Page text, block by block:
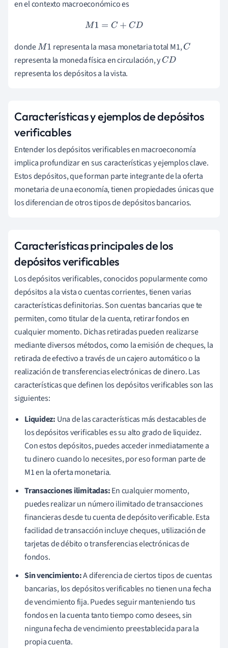
en el contexto macroeconómico es
M1 =C+CD
dondeM1 representa la masa monetaria total M1,C
representa la moneda física en circulación, yCD
representa los depósitos a la vista.
Características y ejemplos de depósitos
verificables
Entender los depósitos verificables en macroeconomía
implica profundizar en sus características y ejemplos clave.
Estos depósitos, que forman parte integrante de la oferta
monetaria de una economía, tienen propiedades únicas que
los diferencian de otros tipos de depósitos bancarios.
Características principales de los
depósitos verificables
Los depósitos verificables, conocidos popularmente como
depósitos a la vista o cuentas corrientes, tienen varias
características definitorias. Son cuentas bancarias que te
permiten, como titular de la cuenta, retirar fondos en
cualquier momento. Dichas retiradas pueden realizarse
mediante diversos métodos, como la emisión de cheques, la
retirada de efectivo a través de un cajero automático o la
realización de transferencias electrónicas de dinero. Las
características que definen los depósitos verificables son las
siguientes:
Liquidez: Una de las características más destacables de
los depósitos verificables es su alto grado de liquidez.
Con estos depósitos, puedes acceder inmediatamente a
tu dinero cuando lo necesites, por eso forman parte de
M1 en la oferta monetaria.
Transacciones ilimitadas:En cualquier momento,
puedes realizar un número ilimitado de transacciones
financieras desde tu cuenta de depósito verificable. Esta
facilidad de transacción incluye cheques, utilización de
tarjetas de débito o transferencias electrónicas de
fondos.
Sin vencimiento:A diferencia de ciertos tipos de cuentas
bancarias, los depósitos verificables no tienen una fecha
de vencimiento fija. Puedes seguir manteniendo tus
fondos en la cuenta tanto tiempo como desees, sin
ninguna fecha de vencimiento preestablecida para la
propia cuenta.